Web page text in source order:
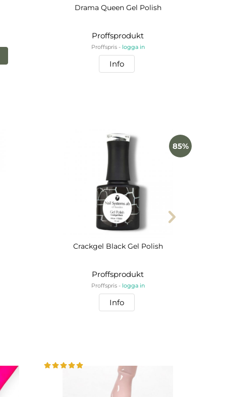
Drama Queen Gel Polish
Proffsprodukt
Proffspris - logga in
Info
85%
Crackgel Black Gel Polish
Proffsprodukt
Proffspris - logga in
Info